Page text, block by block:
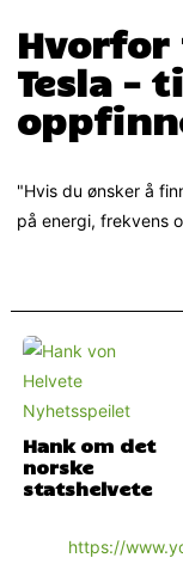
Tesla –
"Hvis du ønsker å
på energi, frekvens
Hank om det
norske
statshelvete
https://